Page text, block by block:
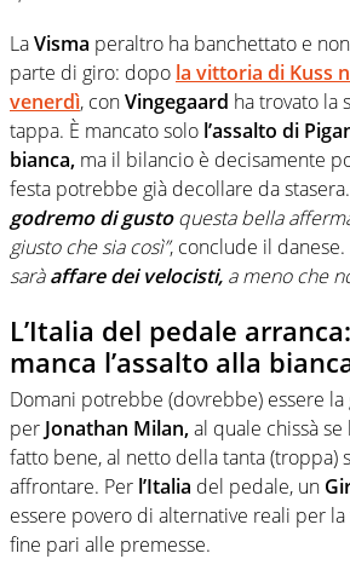
LaVisma peraltro ha banchettato e
parte di giro: dopo la vittoria di Kuss
venerdì, conVingegaard ha trovato la
tappa. È mancato solo l’assalto di
bianca, ma il bilancio è decisamente
festa potrebbe già decollare da stasera.
godremo di gustoquesta bella
giusto che sia così”, conclude il danese.
saràaffare dei velocisti, a meno che
L’Italia del pedale
manca l’assalto alla
Domani potrebbe (dovrebbe) essere
per Jonathan Milan,al quale chissà se
fatto bene, al netto della tanta (troppa)
affrontare. Per l’Italia del pedale, un
essere povero di alternative reali per la
fine pari alle premesse.